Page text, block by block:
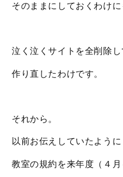
そのままにしておくわけ
泣く泣くサイトを全削除し
作り直したわけです。
それから。
以前お伝えしていたように
教室の規約を来年度（４